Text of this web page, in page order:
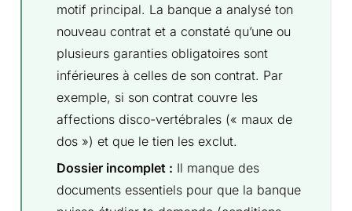
motif principal. La banque a analysé ton
nouveau contrat et a constaté qu’une ou
plusieurs garanties obligatoires sont
inférieures à celles de son contrat. Par
exemple, si son contrat couvre les
affections disco-vertébrales (« maux de
dos ») et que le tien les exclut.
Dossier incomplet : Il manque des
documents essentiels pour que la banque